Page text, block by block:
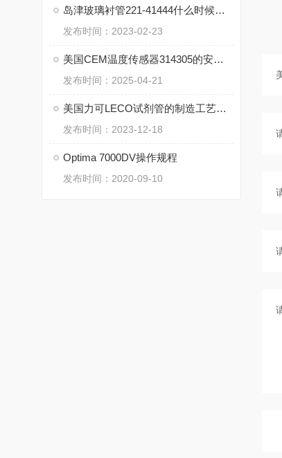
岛津玻璃衬管221-41444什么时候更换衬管，选择时应考虑什么因素
发布时间：2023-02-23
美国CEM温度传感器314305的安装与调试指南说明
发布时间：2025-04-21
美国力可LECO试剂管的制造工艺和质量控制技术
发布时间：2023-12-18
Optima 7000DV操作规程
发布时间：2020-09-10